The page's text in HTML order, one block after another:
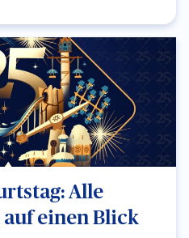
Alle
einen Blick